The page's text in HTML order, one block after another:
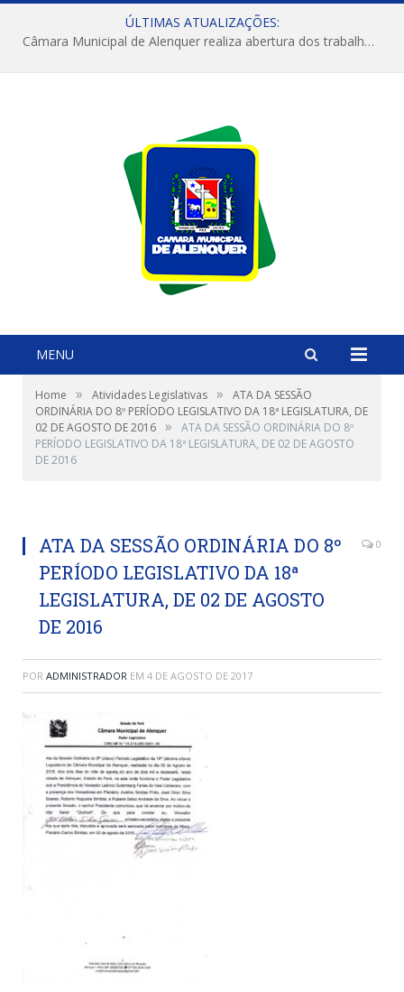
ÚLTIMAS ATUALIZAÇÕES:
Câmara Municipal de Alenquer realiza abertura dos trabalhos do 4º Período Legislativo
MENU
Home » Atividades Legislativas »
ATA DA SESSÃO
ORDINÁRIA DO 8º PERÍODO LEGISLATIVO DA 18ª LEGISLATURA, DE
02 DE AGOSTO DE 2016 »
ATA DA SESSÃO ORDINÁRIA DO 8º
PERÍODO LEGISLATIVO DA 18ª LEGISLATURA, DE 02 DE AGOSTO
DE 2016
ATA DA SESSÃO ORDINÁRIA DO 8º
PERÍODO LEGISLATIVO DA 18ª
LEGISLATURA, DE 02 DE AGOSTO
DE 2016
0
POR ADMINISTRADOR EM 4 DE AGOSTO DE 2017